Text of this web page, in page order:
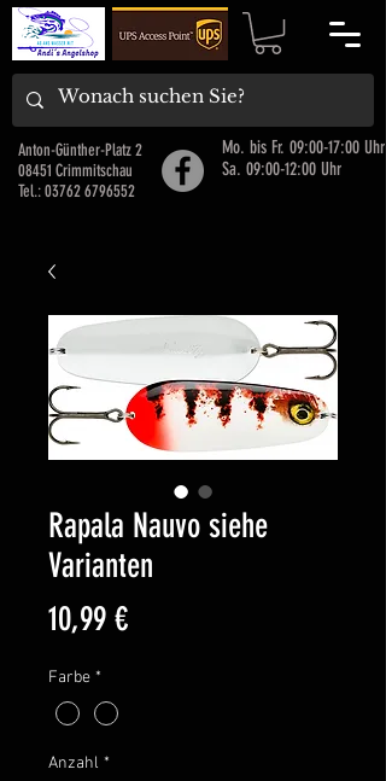
Anton-Günther-Platz 2
08451 Crimmitschau
Tel.:03762 6796552
Mo. bis Fr. 09:00-17:00 Uhr
Sa. 09:00-12:00 Uhr
Rapala Nauvo siehe
Varianten
10,99 €Preis
Farbe *
Anzahl *